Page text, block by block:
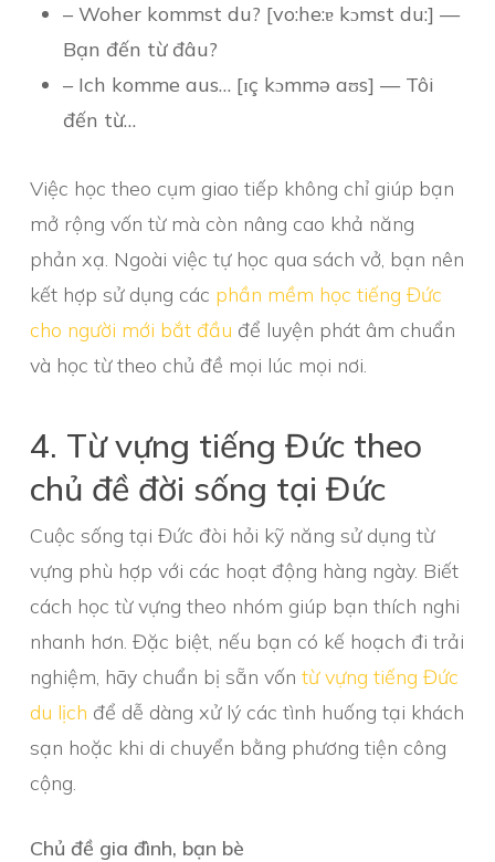
– Woher kommst du? [vo:he:ɐ kɔmst du:] —
Bạn đến từ đâu?
– Ich komme aus… [ɪç kɔmmə aʊs] — Tôi
đến từ…
Việc học theo cụm giao tiếp không chỉ giúp bạn
mở rộng vốn từ mà còn nâng cao khả năng
phản xạ. Ngoài việc tự học qua sách vở, bạn nên
kết hợp sử dụng các phần mềm học tiếng Đức
cho người mới bắt đầu để luyện phát âm chuẩn
và học từ theo chủ đề mọi lúc mọi nơi.
4. Từ vựng tiếng Đức theo
chủ đề đời sống tại Đức
Cuộc sống tại Đức đòi hỏi kỹ năng sử dụng từ
vựng phù hợp với các hoạt động hàng ngày. Biết
cách học từ vựng theo nhóm giúp bạn thích nghi
nhanh hơn. Đặc biệt, nếu bạn có kế hoạch đi trải
nghiệm, hãy chuẩn bị sẵn vốn từ vựng tiếng Đức
du lịch để dễ dàng xử lý các tình huống tại khách
sạn hoặc khi di chuyển bằng phương tiện công
cộng.
Chủ đề gia đình, bạn bè